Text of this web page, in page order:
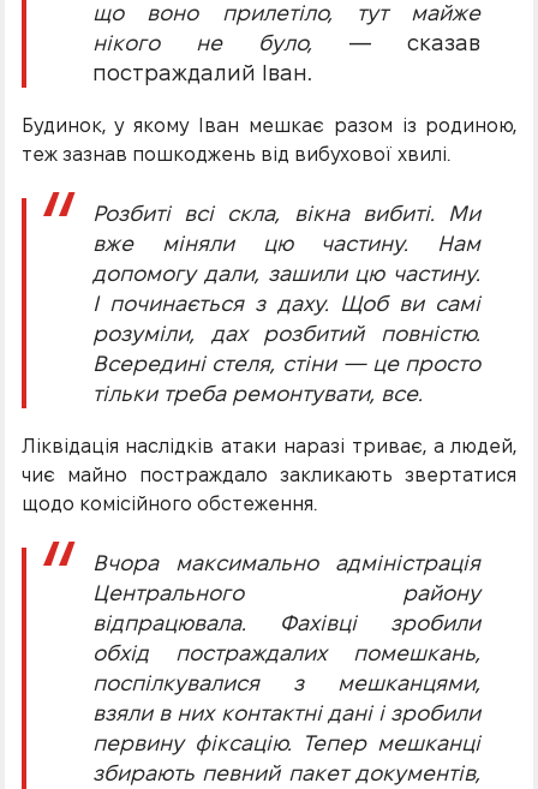
що воно прилетіло, тут майже
нікого не було, — сказав
постраждалий Іван.
Будинок, у якому Іван мешкає разом із родиною,
теж зазнав пошкоджень від вибухової хвилі.
Розбиті всі скла, вікна вибиті. Ми
вже міняли цю частину. Нам
допомогу дали, зашили цю частину.
І починається з даху. Щоб ви самі
розуміли, дах розбитий повністю.
Всередині стеля, стіни — це просто
тільки треба ремонтувати, все.
Ліквідація наслідків атаки наразі триває, а людей,
чиє майно постраждало закликають звертатися
щодо комісійного обстеження.
Вчора максимально адміністрація
Центрального району
відпрацювала. Фахівці зробили
обхід постраждалих помешкань,
поспілкувалися з мешканцями,
взяли в них контактні дані і зробили
первину фіксацію. Тепер мешканці
збирають певний пакет документів,